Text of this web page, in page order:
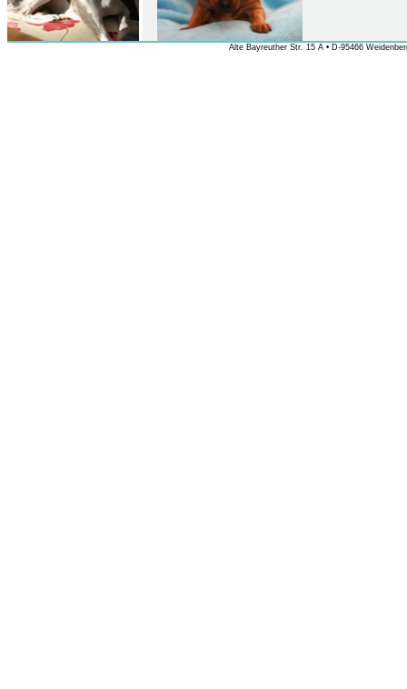
Alte Bayreuther Str. 15 A • D-95466